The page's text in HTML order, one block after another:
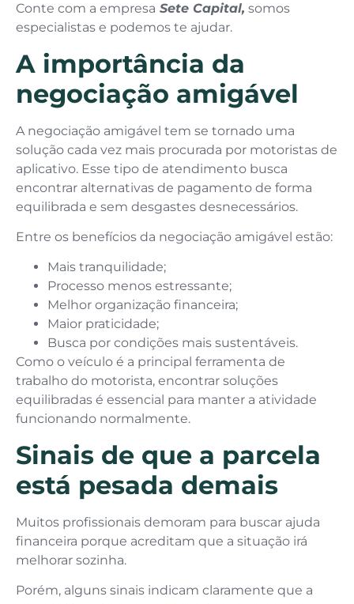
Conte com a empresa Sete Capital, somos
especialistas e podemos te ajudar.
A importância da
negociação amigável
A negociação amigável tem se tornado uma
solução cada vez mais procurada por motoristas de
aplicativo. Esse tipo de atendimento busca
encontrar alternativas de pagamento de forma
equilibrada e sem desgastes desnecessários.
Entre os benefícios da negociação amigável estão:
Mais tranquilidade;
Processo menos estressante;
Melhor organização financeira;
Maior praticidade;
Busca por condições mais sustentáveis.
Como o veículo é a principal ferramenta de
trabalho do motorista, encontrar soluções
equilibradas é essencial para manter a atividade
funcionando normalmente.
Sinais de que a parcela
está pesada demais
Muitos profissionais demoram para buscar ajuda
financeira porque acreditam que a situação irá
melhorar sozinha.
Porém, alguns sinais indicam claramente que a